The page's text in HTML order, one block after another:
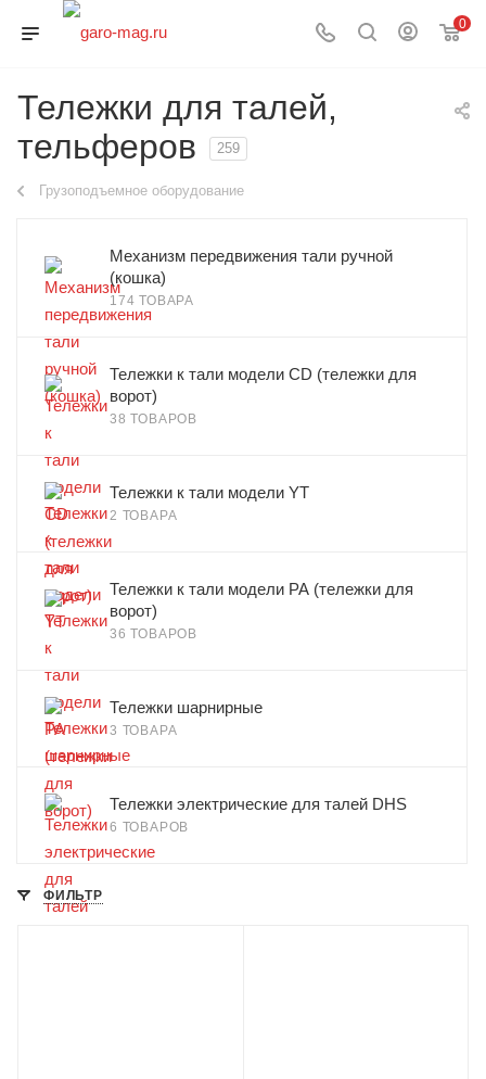
0
Тележки для талей,
тельферов
259
Грузоподъемное оборудование
Механизм передвижения тали ручной
(кошка)
174 ТОВАРА
Тележки к тали модели CD (тележки для
ворот)
38 ТОВАРОВ
Тележки к тали модели YT
2 ТОВАРА
Тележки к тали модели РА (тележки для
ворот)
36 ТОВАРОВ
Тележки шарнирные
3 ТОВАРА
Тележки электрические для талей DHS
6 ТОВАРОВ
ФИЛЬТР